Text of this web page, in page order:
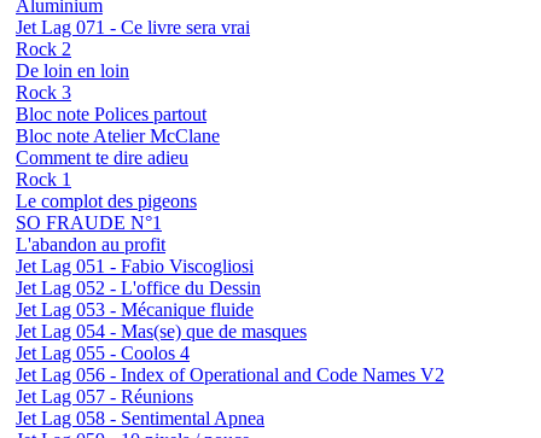
Aluminium
Jet Lag 071 - Ce livre sera vrai
Rock 2
De loin en loin
Rock 3
Bloc note Polices partout
Bloc note Atelier McClane
Comment te dire adieu
Rock 1
Le complot des pigeons
SO FRAUDE N°1
L'abandon au profit
Jet Lag 051 - Fabio Viscogliosi
Jet Lag 052 - L'office du Dessin
Jet Lag 053 - Mécanique fluide
Jet Lag 054 - Mas(se) que de masques
Jet Lag 055 - Coolos 4
Jet Lag 056 - Index of Operational and Code Names V2
Jet Lag 057 - Réunions
Jet Lag 058 - Sentimental Apnea